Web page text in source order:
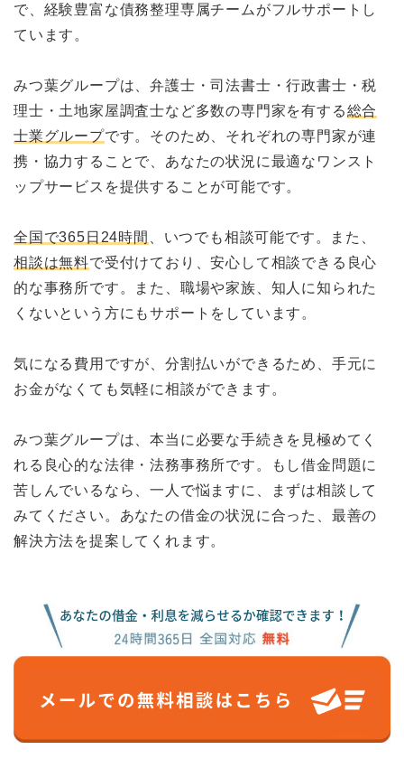
で、経験豊富な債務整理専属チームがフルサポートし
ています。
みつ葉グループは、弁護士・司法書士・行政書士・税
理士・土地家屋調査士など多数の専門家を有する総合
士業グループです。そのため、それぞれの専門家が連
携・協力することで、あなたの状況に最適なワンスト
ップサービスを提供することが可能です。
全国で365日24時間
、いつでも相談可能です。また、
相談は無料で受付けており、安心して相談できる良心
的な事務所です。また、職場や家族、知人に知られた
くないという方にもサポートをしています。
気になる費用ですが、分割払いができるため、手元に
お金がなくても気軽に相談ができます。
みつ葉グループは、本当に必要な手続きを見極めてく
れる良心的な法律・法務事務所です。もし借金問題に
苦しんでいるなら、一人で悩ますに、まずは相談して
みてください。あなたの借金の状況に合った、最善の
解決方法を提案してくれます。